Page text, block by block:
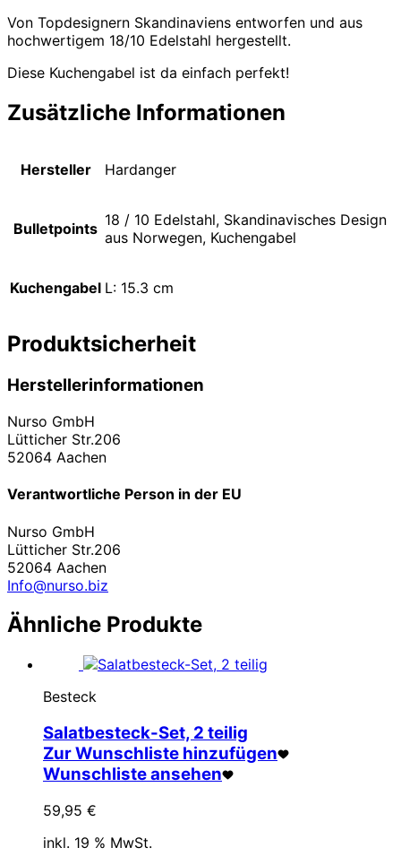
Von Topdesignern Skandinaviens entworfen und aus
hochwertigem 18/10 Edelstahl hergestellt.
Diese Kuchengabel ist da einfach perfekt!
Zusätzliche Informationen
Hersteller Hardanger
Bulletpoints 18 / 10 Edelstahl, Skandinavisches Design
aus Norwegen, Kuchengabel
Kuchengabel L: 15.3 cm
Produktsicherheit
Herstellerinformationen
Nurso GmbH
Lütticher Str.206
52064 Aachen
Verantwortliche Person in der EU
Nurso GmbH
Lütticher Str.206
52064 Aachen
Info@nurso.biz
Ähnliche Produkte
Besteck
Salatbesteck-Set, 2 teilig
Zur Wunschliste hinzufügen
Wunschliste ansehen
59,95 €
inkl. 19 % MwSt.